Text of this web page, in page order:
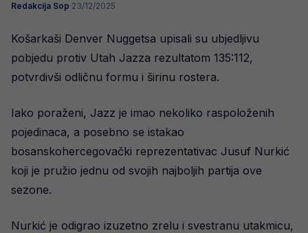
Redakcija Sop·23/12/2025
Košarkaši Denver Nuggetsa upisali su ubjedljivu
pobjedu protiv Utah Jazza rezultatom 135:112,
potvrdivši odličnu formu i širinu rostera.
Iako poraženi, Jazz je imao nekoliko raspoloženih
pojedinaca, a posebno se istakao
bosanskohercegovački reprezentativac Jusuf Nurkić
koji je pružio jednu od svojih najboljih partija ove
sezone.
Nurkić je odigrao izuzetno zrelu i svestranu utakmicu,